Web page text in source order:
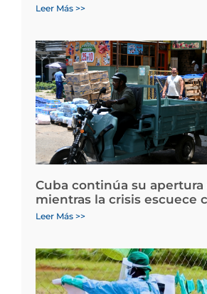
Leer Más >>
Cuba continúa su
mientras la crisis escuece
Leer Más >>